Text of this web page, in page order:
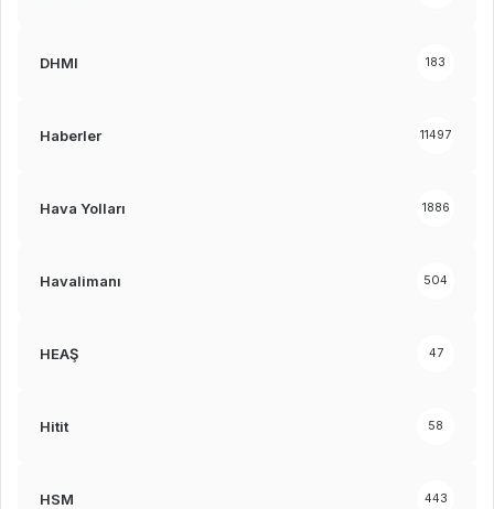
DHMI 183
Haberler 11497
Hava Yolları 1886
Havalimanı 504
HEAŞ 47
Hitit 58
HSM 443